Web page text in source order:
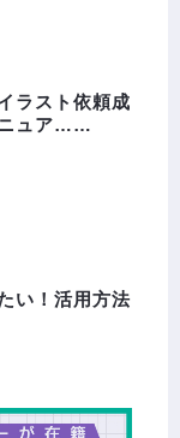
ラスト依頼成
ニュア……
い！活用方法